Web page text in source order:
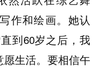
作和绘画。她认
到60岁之后，我
生活。要相信午